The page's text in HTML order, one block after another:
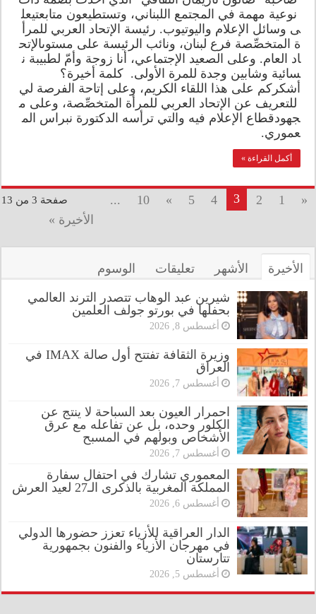
نوعية مهمة في المجتمع اللبناني، وتستطيعون متابعتيعل
ى وسائل الإعلام واليوتيوب. رئيسة الإتحاد العربي للمرأ
ة المتخصِّصة فرع لبنان، ونائب الرئيسة على مستوىالإتح
اد العام. وعلى الصعيد الإجتماعي، أنا زوجة وأمّ لطبيبة ن
سائية وشابين وجدة للمرة الأولى. كلمة أخيرة؟
أشكركم على هذا اللقاء الكريم، وعلى إتاحة الفرصة لي
للتعريف عن الإتحاد العربي للمرأة المتخصِّصة، وعلى م
جهودقطاع الإعلام فيه والتي ترأسه الدكتورة نبراس الم
عموري.
أكمل القراءة »
صفحة 3 من 13 «
1
2
3
4
5
»
10
...
الأخيرة »
الأخيرة الأشهر تعليقات الوسوم
شيرين عبد الوهاب تتصدر الترند العالمي
بحفلها في بورتو جولف العلمين
أغسطس 8, 2026
وزيرة الثقافة تفتتح أول صالة IMAX في
العراق
أغسطس 7, 2026
احمرار العيون بعد السباحة لا ينتج عن
الكلور وحده، بل عن تفاعله مع عرق
الأشخاص وبولهم في المسبح
أغسطس 7, 2026
المعموري تشارك في احتفال سفارة
المملكة المغربية بالذكرى الـ27 لعيد العرش
أغسطس 6, 2026
الدار العراقية للأزياء تعزز حضورها الدولي
في مهرجان الأزياء والفنون بجمهورية
تتارستان
أغسطس 5, 2026